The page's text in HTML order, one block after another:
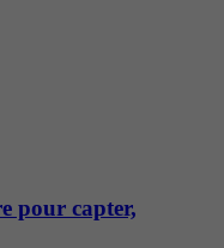
pour capter,